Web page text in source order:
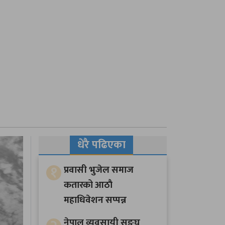
धेरै पढिएका
१ प्रवासी भुजेल समाज
कतारको आठाै
महाधिवेशन सप्पन्न